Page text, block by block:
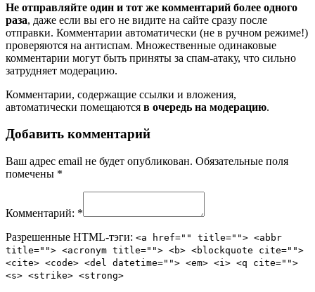
Не отправляйте один и тот же комментарий более одного
раза, даже если вы его не видите на сайте сразу после
отправки. Комментарии автоматически (не в ручном режиме!)
проверяются на антиспам. Множественные одинаковые
комментарии могут быть приняты за спам-атаку, что сильно
затрудняет модерацию.
Комментарии, содержащие ссылки и вложения,
автоматически помещаются в очередь на модерацию.
Добавить комментарий
Ваш адрес email не будет опубликован. Обязательные поля
помечены *
Комментарий: *
Разрешенные HTML-тэги: <a href="" title=""> <abbr
title=""> <acronym title=""> <b> <blockquote cite="">
<cite> <code> <del datetime=""> <em> <i> <q cite="">
<s> <strike> <strong>